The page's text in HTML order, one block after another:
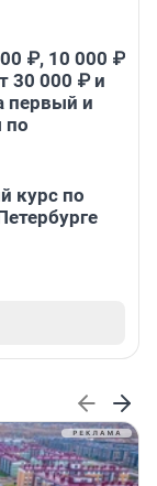
₽, 10 000 ₽
30 000 ₽ и
первый и
по
курс по